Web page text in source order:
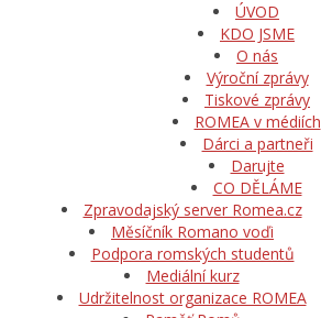
ÚVOD
KDO JSME
O nás
Výroční zprávy
Tiskové zprávy
ROMEA v médiích
Dárci a partneři
Darujte
CO DĚLÁME
Zpravodajský server Romea.cz
Měsíčník Romano voďi
Podpora romských studentů
Mediální kurz
Udržitelnost organizace ROMEA